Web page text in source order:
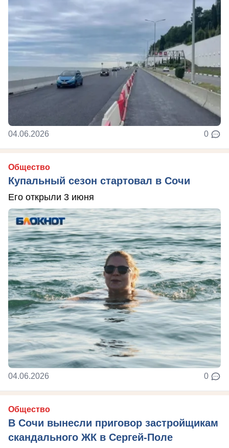
04.06.2026 0
Общество
Купальный сезон стартовал в Сочи
Его открыли 3 июня
04.06.2026 0
Общество
В Сочи вынесли приговор застройщикам
скандального ЖК в Сергей-Поле